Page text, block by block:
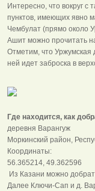
Интересно, что вокруг
пунктов, имеющих явно
Чембулат (прямо около
Ашит можно прочитать
Отметим, что Уржумская
ней идет заброска в
Где находится, как
деревня Варангуж
Моркинский район,
Координаты:
56.365214, 49.362596
Из Казани можно
Далее Ключи-Сап и д.